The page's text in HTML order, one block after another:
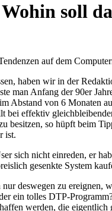
soll
auf dem
haben wir in der
man Anfang der 90er
Abstand von 6 Monaten
bei effektiv
besitzen, so hüpft beim
ist.
sich nicht einreden, er
gesenkte System
nur deswegen zu ereignen,
ein tolles DTP-
werden, die eigentlich